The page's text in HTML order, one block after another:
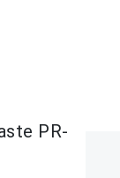
PR-